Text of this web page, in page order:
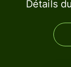
Détails